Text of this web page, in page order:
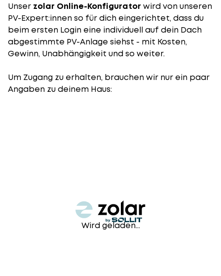
Unser zolar Online-Konfigurator wird von unseren
PV-Expert:innen so für dich eingerichtet, dass du
beim ersten Login eine individuell auf dein Dach
abgestimmte PV-Anlage siehst - mit Kosten,
Gewinn, Unabhängigkeit und so weiter.
Um Zugang zu erhalten, brauchen wir nur ein paar
Angaben zu deinem Haus:
Wird geladen...